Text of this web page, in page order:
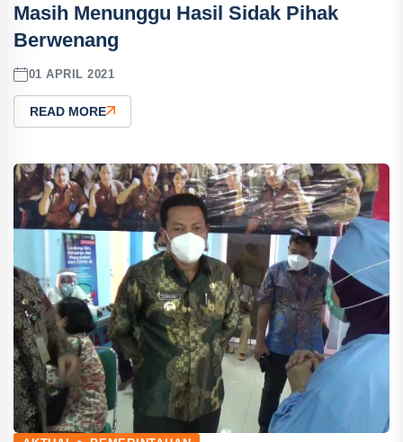
Masih Menunggu Hasil Sidak Pihak
Berwenang
01 APRIL 2021
READ MORE